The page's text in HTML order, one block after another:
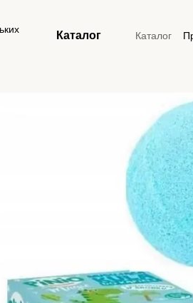
Каталог Каталог